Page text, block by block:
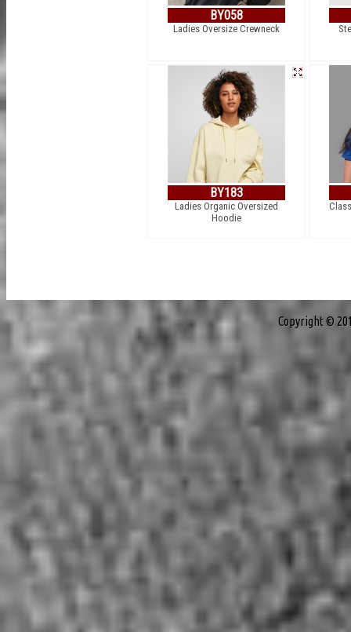
BY058
Ladies Oversize Crewneck
BY183
Ladies Organic Oversized
Hoodie
Copyright ©